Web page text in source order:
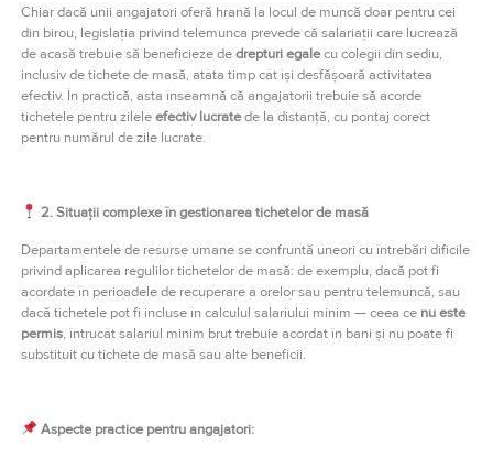
Chiar dacă unii angajatori oferă hrană la locul de muncă doar pentru cei
din birou, legislația privind telemunca prevede că salariații care lucrează
de acasă trebuie să beneficieze dedrepturi egalecu colegii din sediu,
inclusiv de tichete de masă, atâta timp cât își desfășoară activitatea
efectiv. În practică, asta înseamnă că angajatorii trebuie să acorde
tichetele pentru zileleefectiv lucratede la distanță, cu pontaj corect
pentru numărul de zile lucrate.
2. Situații complexe în gestionarea tichetelor de masă
Departamentele de resurse umane se confruntă uneori cu întrebări dificile
privind aplicarea regulilor tichetelor de masă: de exemplu, dacă pot fi
acordate în perioadele de recuperare a orelor sau pentru telemuncă, sau
dacă tichetele pot fi incluse în calculul salariului minim — ceea ce nu este
permis, întrucât salariul minim brut trebuie acordat în bani și nu poate fi
substituit cu tichete de masă sau alte beneficii.
Aspecte practice pentru angajatori: